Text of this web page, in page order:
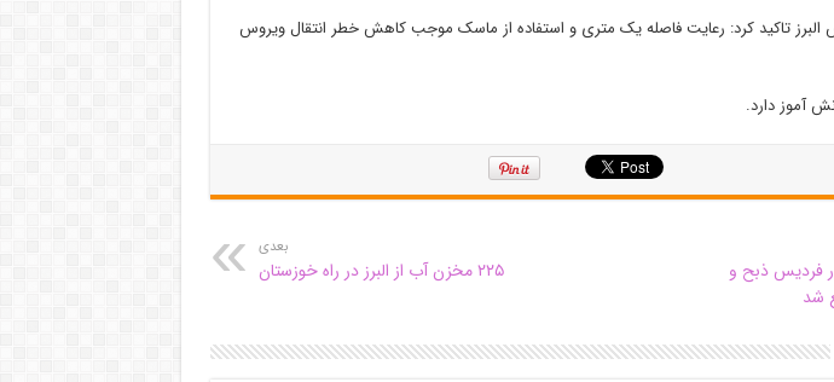
تاکید کرد: رعایت فاصله‌ یک متری و استفاده از ماسک موجب کاهش خطر انتقال ویروس
در فردیس ذبح و
شد
بعدی
۲۲۵ مخزن آب از البرز در راه خوزستان